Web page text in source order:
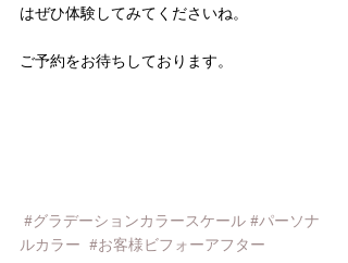
はぜひ体験してみてくださいね。
ご予約をお待ちしております。
#グラデーションカラースケール #パーソナ
ルカラー #お客様ビフォーアフター